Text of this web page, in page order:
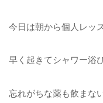
今日は朝から個人レッ
早く起きてシャワー浴
忘れがちな薬も飲まな